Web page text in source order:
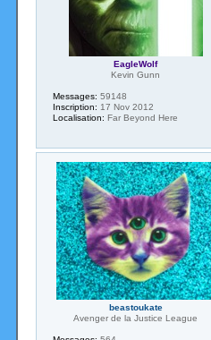
EagleWolf
Kevin Gunn
Messages: 59148
Inscription: 17 Nov 2012
Localisation: Far Beyond Here
beastoukate
Avenger de la Justice League